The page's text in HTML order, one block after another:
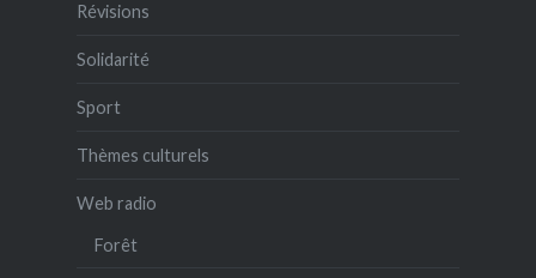
Révisions
Solidarité
Sport
Thèmes culturels
Web radio
Forêt